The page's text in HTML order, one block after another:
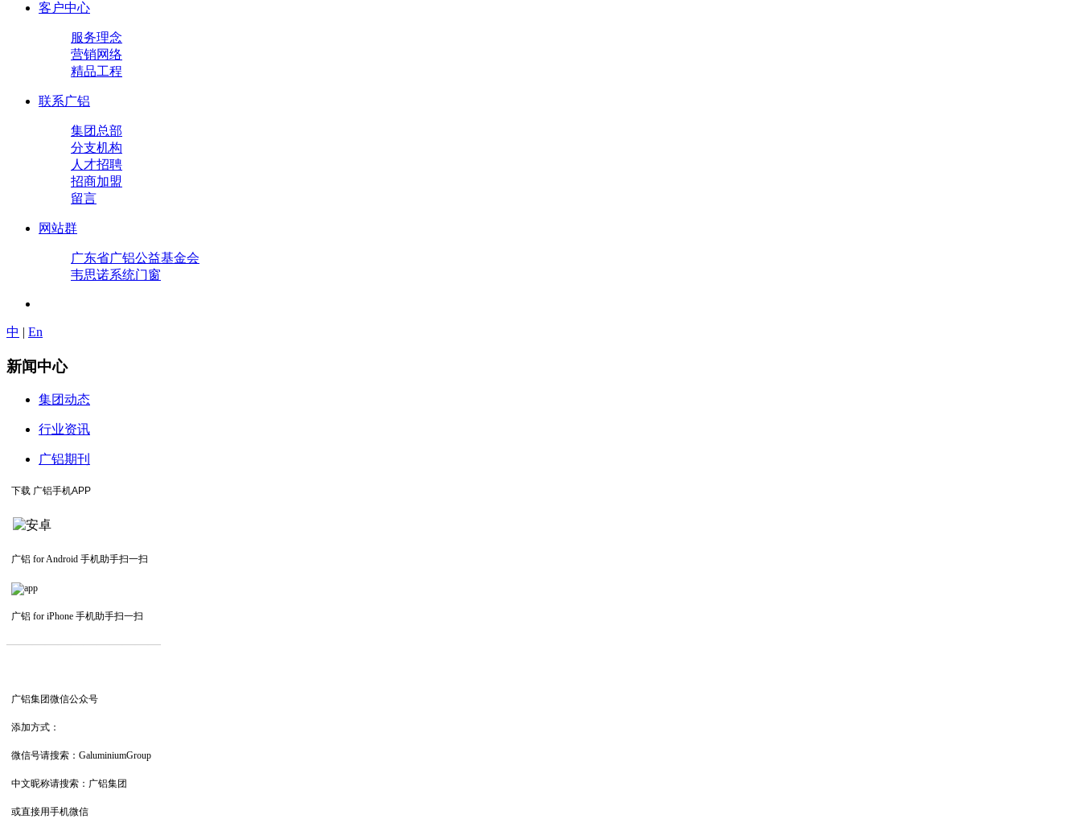
客户中心
服务理念
营销网络
精品工程
联系广铝
集团总部
分支机构
人才招聘
招商加盟
留言
网站群
广东省广铝公益基金会
韦思诺系统门窗
中 | En
新闻中心
集团动态
行业资讯
广铝期刊
下载 广铝手机APP
广铝 for Android 手机助手扫一扫
广铝 for iPhone 手机助手扫一扫
————————————
广铝集团微信公众号
添加方式：
微信号请搜索：GaluminiumGroup
中文昵称请搜索：广铝集团
或直接用手机微信